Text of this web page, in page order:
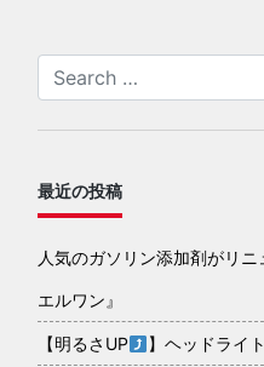
最近の投稿
人気のガソリン添加剤がリ
エルワン』
【明るさUP 】ヘッドライ